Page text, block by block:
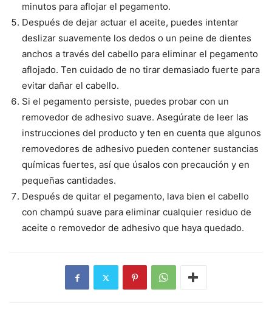
minutos para aflojar el pegamento.
Después de dejar actuar el aceite, puedes intentar
deslizar suavemente los dedos o un peine de dientes
anchos a través del cabello para eliminar el pegamento
aflojado. Ten cuidado de no tirar demasiado fuerte para
evitar dañar el cabello.
Si el pegamento persiste, puedes probar con un
removedor de adhesivo suave. Asegúrate de leer las
instrucciones del producto y ten en cuenta que algunos
removedores de adhesivo pueden contener sustancias
químicas fuertes, así que úsalos con precaución y en
pequeñas cantidades.
Después de quitar el pegamento, lava bien el cabello
con champú suave para eliminar cualquier residuo de
aceite o removedor de adhesivo que haya quedado.